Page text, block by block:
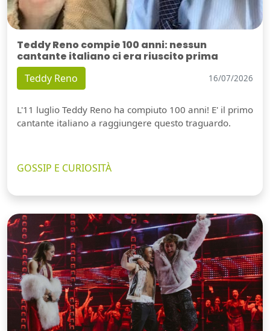
Teddy Reno compie 100 anni: nessun
cantante italiano ci era riuscito prima
Teddy Reno 16/07/2026
L'11 luglio Teddy Reno ha compiuto 100 anni! E' il primo
cantante italiano a raggiungere questo traguardo.
GOSSIP E CURIOSITÀ